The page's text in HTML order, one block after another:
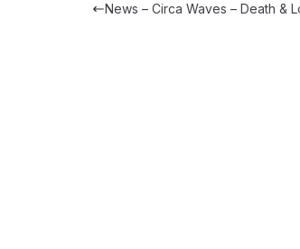
News – Circa Waves – Death &